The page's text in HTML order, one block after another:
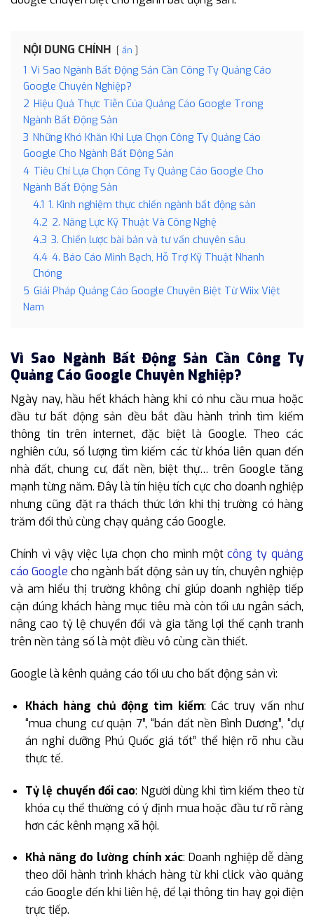
NỘI DUNG CHÍNH ẩn
1 Vì Sao Ngành Bất Động Sản Cần Công Ty Quảng Cáo
Google Chuyên Nghiệp?
2 Hiệu Quả Thực Tiễn Của Quảng Cáo Google Trong
Ngành Bất Động Sản
3 Những Khó Khăn Khi Lựa Chọn Công Ty Quảng Cáo
Google Cho Ngành Bất Động Sản
4 Tiêu Chí Lựa Chọn Công Ty Quảng Cáo Google Cho
Ngành Bất Động Sản
4.1 1. Kinh nghiệm thực chiến ngành bất động sản
4.2 2. Năng Lực Kỹ Thuật Và Công Nghệ
4.3 3. Chiến lược bài bản và tư vấn chuyên sâu
4.4 4. Báo Cáo Minh Bạch, Hỗ Trợ Kỹ Thuật Nhanh
Chóng
5 Giải Pháp Quảng Cáo Google Chuyên Biệt Từ Wiix Việt
Nam
Vì Sao Ngành Bất Động Sản Cần Công Ty
Quảng Cáo Google Chuyên Nghiệp?
Ngày nay, hầu hết khách hàng khi có nhu cầu mua hoặc
đầu tư bất động sản đều bắt đầu hành trình tìm kiếm
thông tin trên internet, đặc biệt là Google. Theo các
nghiên cứu, số lượng tìm kiếm các từ khóa liên quan đến
nhà đất, chung cư, đất nền, biệt thự… trên Google tăng
mạnh từng năm. Đây là tín hiệu tích cực cho doanh nghiệp
nhưng cũng đặt ra thách thức lớn khi thị trường có hàng
trăm đối thủ cùng chạy quảng cáo Google.
Chính vì vậy việc lựa chọn cho mình mộtcông ty quảng
cáo Google cho ngành bất động sản uy tín, chuyên nghiệp
và am hiểu thị trường không chỉ giúp doanh nghiệp tiếp
cận đúng khách hàng mục tiêu mà còn tối ưu ngân sách,
nâng cao tỷ lệ chuyển đổi và gia tăng lợi thế cạnh tranh
trên nền tảng số là một điều vô cùng cần thiết.
Google là kênh quảng cáo tối ưu cho bất động sản vì:
Khách hàng chủ động tìm kiếm: Các truy vấn như
“mua chung cư quận 7”, “bán đất nền Bình Dương”, “dự
án nghỉ dưỡng Phú Quốc giá tốt” thể hiện rõ nhu cầu
thực tế.
Tỷ lệ chuyển đổi cao: Người dùng khi tìm kiếm theo từ
khóa cụ thể thường có ý định mua hoặc đầu tư rõ ràng
hơn các kênh mạng xã hội.
Khả năng đo lường chính xác: Doanh nghiệp dễ dàng
theo dõi hành trình khách hàng từ khi click vào quảng
cáo Google đến khi liên hệ, để lại thông tin hay gọi điện
trực tiếp.